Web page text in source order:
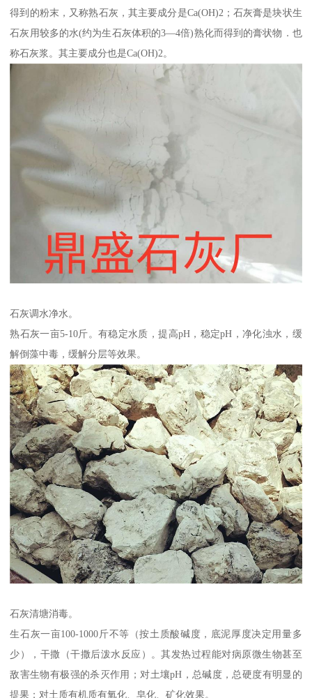
得到的粉末，又称熟石灰，其主要成分是Ca(OH)2；石灰膏是块状生
石灰用较多的水(约为生石灰体积的3—4倍)熟化而得到的膏状物．也
称石灰浆。其主要成分也是Ca(OH)2。
石灰调水净水。
熟石灰一亩5-10斤。有稳定水质，提高pH，稳定pH，净化浊水，缓
解倒藻中毒，缓解分层等效果。
石灰清塘消毒。
生石灰一亩100-1000斤不等（按土质酸碱度，底泥厚度决定用量多
少），干撒（干撒后泼水反应）。其发热过程能对病原微生物甚至
敌害生物有极强的杀灭作用；对土壤pH，总碱度，总硬度有明显的
提果；对土质有机质有氧化、皂化、矿化效果。